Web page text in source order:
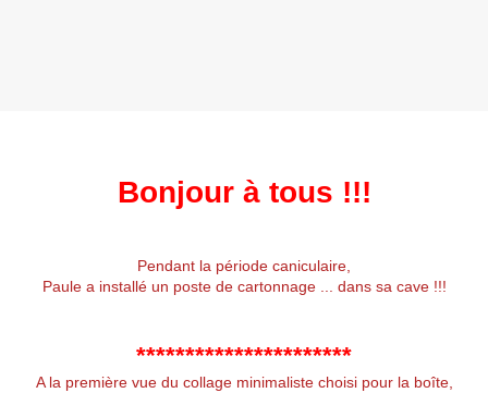
Bonjour à tous !!!
Pendant la période caniculaire,
Paule a installé un poste de cartonnage ... dans sa cave !!!
**********************
A la première vue du collage minimaliste choisi pour la boîte,